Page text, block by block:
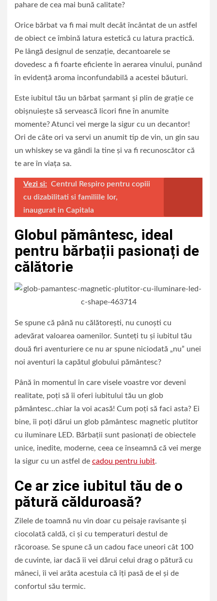
pahare de cea mai bună calitate?
Orice bărbat va fi mai mult decât încântat de un astfel
de obiect ce îmbină latura estetică cu latura practică.
Pe lângă designul de senzație, decantoarele se
dovedesc a fi foarte eficiente în aerarea vinului, punând
în evidență aroma inconfundabilă a acestei băuturi.
Este iubitul tău un bărbat șarmant și plin de grație ce
obișnuiește să servească licori fine în anumite
momente? Atunci vei merge la sigur cu un decantor!
Ori de câte ori va servi un anumit tip de vin, un gin sau
un whiskey se va gândi la tine și va fi recunoscător că
te are în viața sa.
Vezi si: Centrul Respiro pentru copiii
cu dizabilitati si familiile lor,
inaugurat in Capitala
Globul pământesc, ideal
pentru bărbații pasionați de
călătorie
Se spune că până nu călătorești, nu cunoști cu
adevărat valoarea oamenilor. Sunteți tu și iubitul tău
două firi aventuriere ce nu ar spune niciodată „nu” unei
noi aventuri la capătul globului pământesc?
Până în momentul în care visele voastre vor deveni
realitate, poți să îi oferi iubitului tău un glob
pământesc..chiar la voi acasă! Cum poți să faci asta? Ei
bine, îi poți dărui un glob pământesc magnetic plutitor
cu iluminare LED. Bărbații sunt pasionați de obiectele
unice, inedite, moderne, ceea ce înseamnă că vei merge
la sigur cu un astfel de cadou pentru iubit.
Ce ar zice iubitul tău de o
pătură călduroasă?
Zilele de toamnă nu vin doar cu peisaje ravisante și
ciocolată caldă, ci și cu temperaturi destul de
răcoroase. Se spune că un cadou face uneori cât 100
de cuvinte, iar dacă îi vei dărui celui drag o pătură cu
mâneci, îi vei arăta acestuia că îți pasă de el și de
confortul său termic.